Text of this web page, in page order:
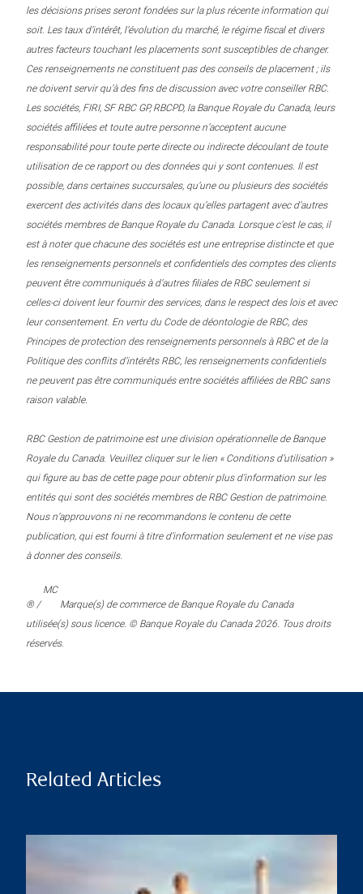
les décisions prises seront fondées sur la plus récente information qui
soit. Les taux d’intérêt, l’évolution du marché, le régime fiscal et divers
autres facteurs touchant les placements sont susceptibles de changer.
Ces renseignements ne constituent pas des conseils de placement ; ils
ne doivent servir qu’à des fins de discussion avec votre conseiller RBC.
Les sociétés, FIRI, SF RBC GP, RBCPD, la Banque Royale du Canada, leurs
sociétés affiliées et toute autre personne n’acceptent aucune
responsabilité pour toute perte directe ou indirecte découlant de toute
utilisation de ce rapport ou des données qui y sont contenues. Il est
possible, dans certaines succursales, qu’une ou plusieurs des sociétés
exercent des activités dans des locaux qu’elles partagent avec d’autres
sociétés membres de Banque Royale du Canada. Lorsque c’est le cas, il
est à noter que chacune des sociétés est une entreprise distincte et que
les renseignements personnels et confidentiels des comptes des clients
peuvent être communiqués à d’autres filiales de RBC seulement si
celles-ci doivent leur fournir des services, dans le respect des lois et avec
leur consentement. En vertu du Code de déontologie de RBC, des
Principes de protection des renseignements personnels à RBC et de la
Politique des conflits d’intérêts RBC, les renseignements confidentiels
ne peuvent pas être communiqués entre sociétés affiliées de RBC sans
raison valable.
RBC Gestion de patrimoine est une division opérationnelle de Banque
Royale du Canada. Veuillez cliquer sur le lien « Conditions d’utilisation »
qui figure au bas de cette page pour obtenir plus d’information sur les
entités qui sont des sociétés membres de RBC Gestion de patrimoine.
Nous n’approuvons ni ne recommandons le contenu de cette
publication, qui est fourni à titre d’information seulement et ne vise pas
à donner des conseils.
® /
MC
Marque(s) de commerce de Banque Royale du Canada
utilisée(s) sous licence. © Banque Royale du Canada 2026. Tous droits
réservés.
Related Articles